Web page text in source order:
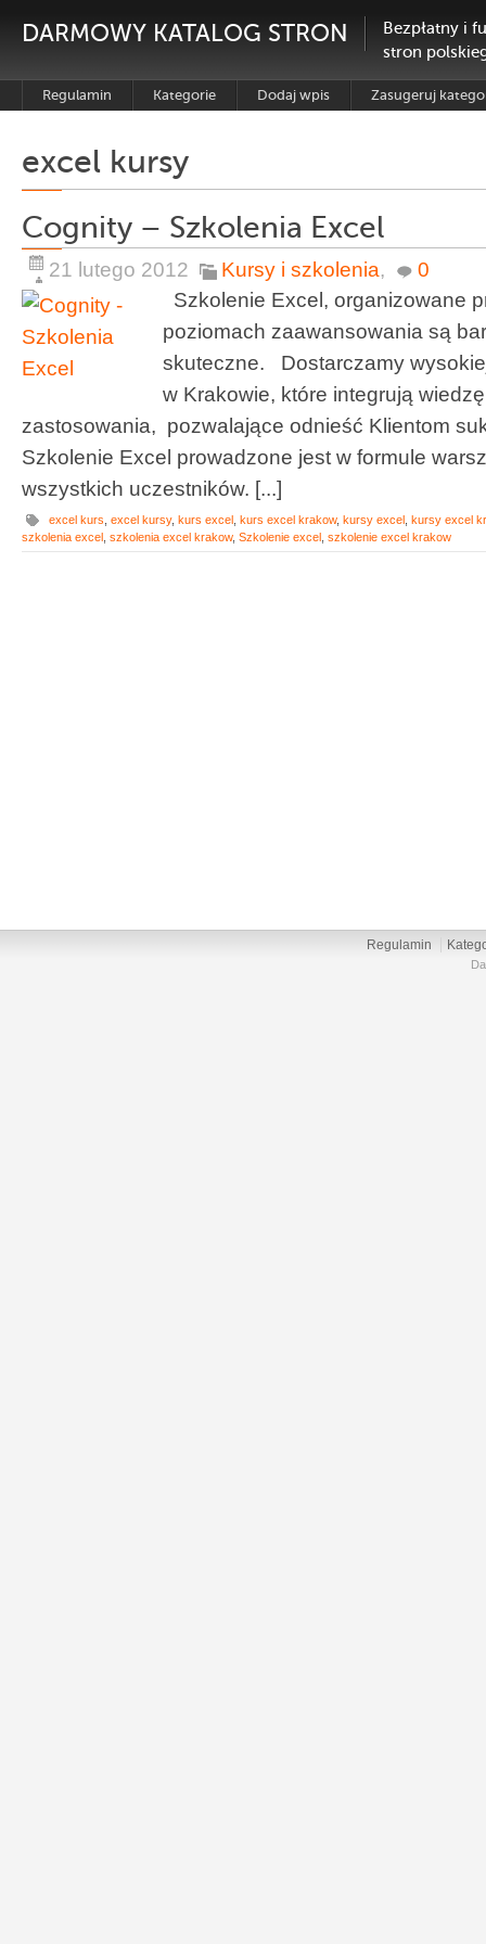
DARMOWY KATALOG STRON
Bezpłatny i
stron
Regulamin Kategorie Dodaj wpis Zasugeruj
excel kursy
Cognity – Szkolenia Excel
21 lutego 2012 Kursy i szkolenia,
0
Szkolenie Excel, organizowane
poziomach zaawansowania są
skuteczne. Dostarczamy
w Krakowie, które integrują
zastosowania, pozwalające odnieść Klientom
Szkolenie Excel prowadzone jest w formule
wszystkich uczestników. [...]
excel kurs excel kursy, kurs excel kurs excel krakow, kursy excel kursy excel
szkolenia excel szkolenia excel krakow, Szkolenie excel szkolenie excel krakow
Regulamin